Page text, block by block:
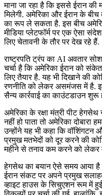
माना जा रहा है कि इससे ईरान की
मिलेगी. अमेरिका और ईरान के
का रूप ले सकता है. इस बीच
मीडिया प्लेटफॉर्म पर एक ऐसा
लिए चेतावनी के तौर पर देख रहे हैं.
राष्ट्रपति ट्रंप का AI अवतार
चर्चा है कि अमेरिका ईरान को
लिए तैयार है. यह भी दिखाने की
रणनीति को लेकर असमंजस में है.
सैन्य कार्रवाई का काउंटडाउन शुरू
अमेरिका के रक्षा मंत्री पीट
नहीं हो पाता तो अमेरिका
उन्होंने यह भी कहा कि वॉशिंगटन
प्रमुख मतभेदों को दूर करने की
महीने से तनाव कम करने को लेकर
हेगसेथ का बयान ऐसे समय आया है
ईरान संकट पर अपने प्रमुख
व्हाइट हाउस के सिचुएशन रूम में हुई